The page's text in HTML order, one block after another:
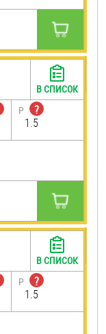
P
?
1.5
В СПИСОК
P
?
1.5
В СПИСОК